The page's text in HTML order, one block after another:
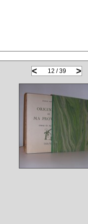
< >
12 / 39